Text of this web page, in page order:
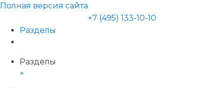
Полная версия сайта
+7 (495) 133-10-10
Разделы
Разделы
×